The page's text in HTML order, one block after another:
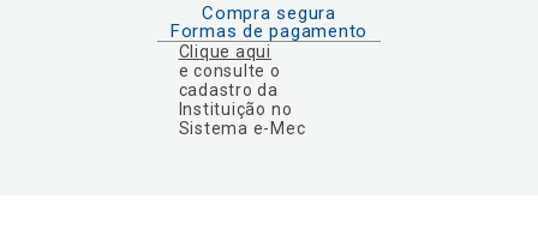
Compra segura
Formas de pagamento
Clique aqui
e consulte o
cadastro da
Instituição no
Sistema e-Mec